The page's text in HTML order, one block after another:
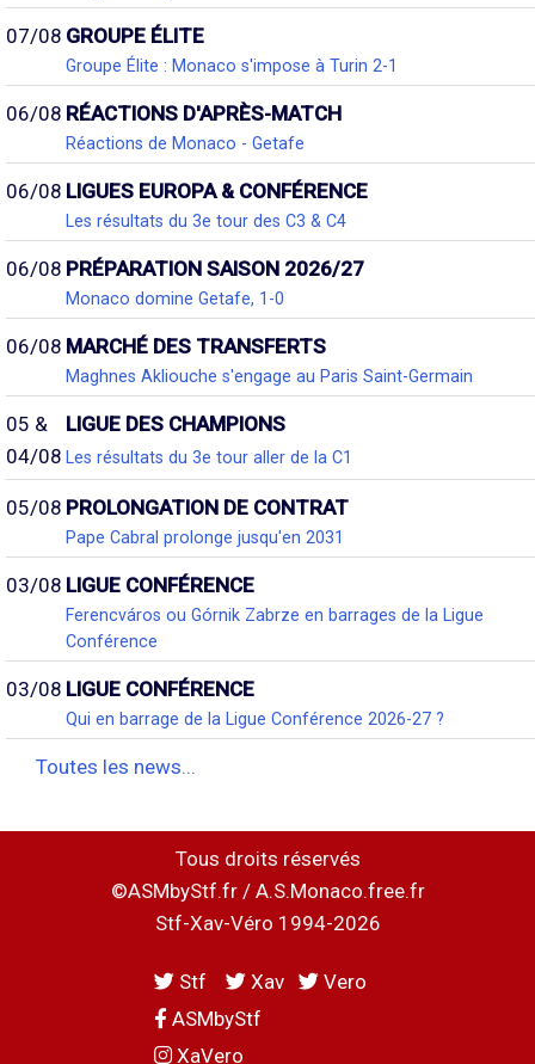
07/08 GROUPE ÉLITE
Groupe Élite : Monaco s'impose à Turin 2-1
06/08 RÉACTIONS D'APRÈS-MATCH
Réactions de Monaco - Getafe
06/08 LIGUES EUROPA & CONFÉRENCE
Les résultats du 3e tour des C3 & C4
06/08 PRÉPARATION SAISON 2026/27
Monaco domine Getafe, 1-0
06/08 MARCHÉ DES TRANSFERTS
Maghnes Akliouche s'engage au Paris Saint-Germain
05 &
04/08
LIGUE DES CHAMPIONS
Les résultats du 3e tour aller de la C1
05/08 PROLONGATION DE CONTRAT
Pape Cabral prolonge jusqu'en 2031
03/08 LIGUE CONFÉRENCE
Ferencváros ou Górnik Zabrze en barrages de la Ligue
Conférence
03/08 LIGUE CONFÉRENCE
Qui en barrage de la Ligue Conférence 2026-27 ?
Toutes les news...
Tous droits réservés
©ASMbyStf.fr / A.S.Monaco.free.fr
Stf-Xav-Véro 1994-2026
Stf Xav
Vero
ASMbyStf
XaVero